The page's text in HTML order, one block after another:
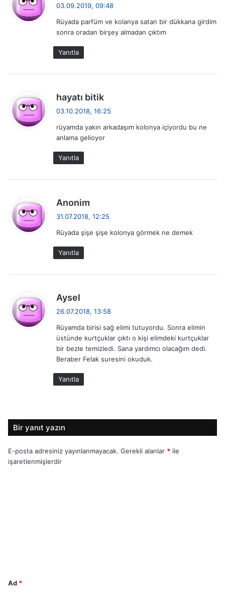
k
03.09.2019, 09:48
Rüyada parfüm ve kolanya satan bir dükkana girdim
sonra oradan birşey almadan çıktım
Yanıtla
hayatı bitik
i
03.10.2018, 16:25
rüyamda yakın arkadaşım kolonya içiyordu bu ne
anlama gelioyor
Yanıtla
Anonim
i
31.07.2018, 12:25
Rüyada şişe şişe kolonya görmek ne demek
Yanıtla
Aysel
i
k
i
26.07.2018, 13:58
Rüyamda birisi sağ elimi tutuyordu. Sonra elimin
üstünde kurtçuklar çıktı o kişi elimdeki kurtçuklar
bir bezle temizledi. Sana yardımcı olacağım dedi.
Beraber Felak suresini okuduk.
Yanıtla
Bir yanıt yazın
E-posta adresiniz yayınlanmayacak. Gerekli alanlar * ile
işaretlenmişlerdir
Ad *